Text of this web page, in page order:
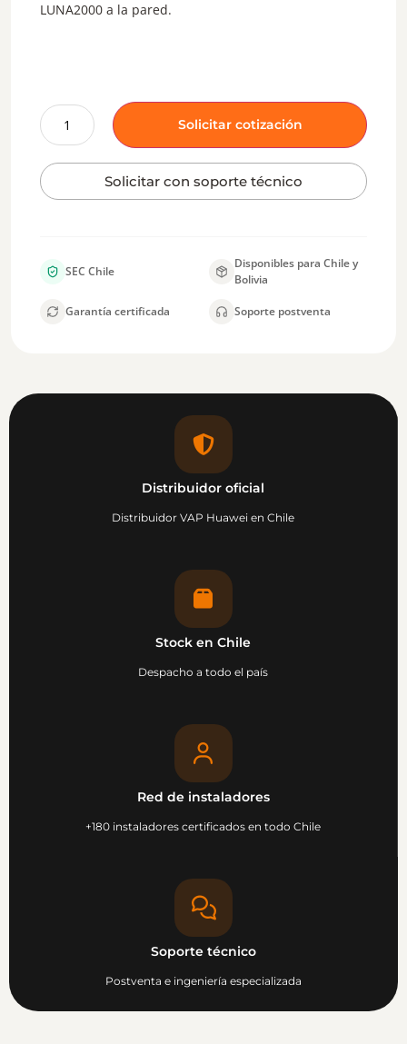
LUNA2000 a la pared.
Solicitar cotización
Solicitar con soporte técnico
SEC Chile
Disponibles para Chile y
Bolivia
Garantía certificada Soporte postventa
Distribuidor oficial
Distribuidor VAP Huawei en Chile
Stock en Chile
Despacho a todo el país
Red de instaladores
+180 instaladores certificados en todo Chile
Soporte técnico
Postventa e ingeniería especializada